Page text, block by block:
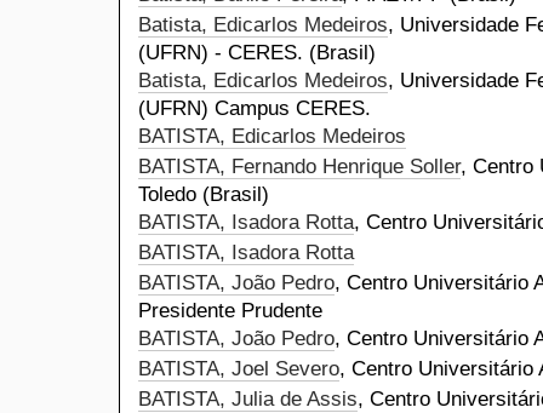
Batista, Edicarlos Medeiros, Universidade
(UFRN) - CERES. (Brasil)
Batista, Edicarlos Medeiros, Universidade
(UFRN) Campus CERES.
BATISTA, Edicarlos Medeiros
BATISTA, Fernando Henrique Soller, Centro
Toledo (Brasil)
BATISTA, Isadora Rotta, Centro
BATISTA, Isadora Rotta
BATISTA, João Pedro, Centro Universitário
Presidente Prudente
BATISTA, João Pedro, Centro Universitário
BATISTA, Joel Severo, Centro Universitário
BATISTA, Julia de Assis, Centro